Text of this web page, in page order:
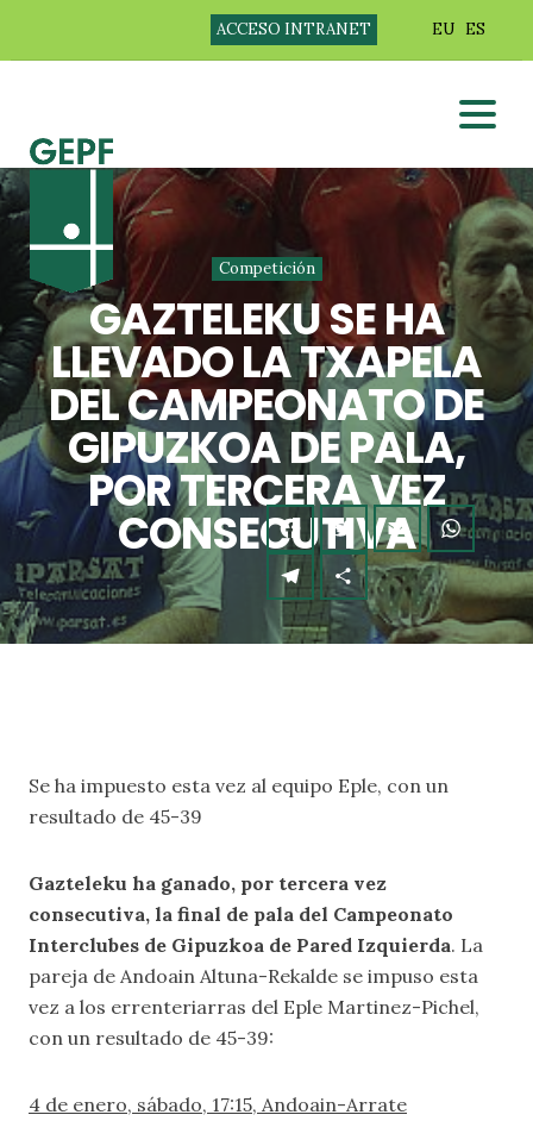
ACCESO INTRANET EU ES
Competición
GAZTELEKU SE HA
LLEVADO LA TXAPELA
DEL CAMPEONATO DE
GIPUZKOA DE PALA,
POR TERCERA VEZ
CONSECUTIVA
Se ha impuesto esta vez al equipo Eple, con un
resultado de 45-39
Gazteleku ha ganado, por tercera vez
consecutiva, la final de pala del Campeonato
Interclubes de Gipuzkoa de Pared Izquierda. La
pareja de Andoain Altuna-Rekalde se impuso esta
vez a los errenteriarras del Eple Martinez-Pichel,
con un resultado de 45-39:
4 de enero, sábado, 17:15, Andoain-Arrate